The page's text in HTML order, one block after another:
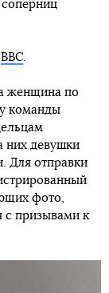
соперниц
BBC
женщина по
команды
них девушки
Для отправки
фото,
призывами к